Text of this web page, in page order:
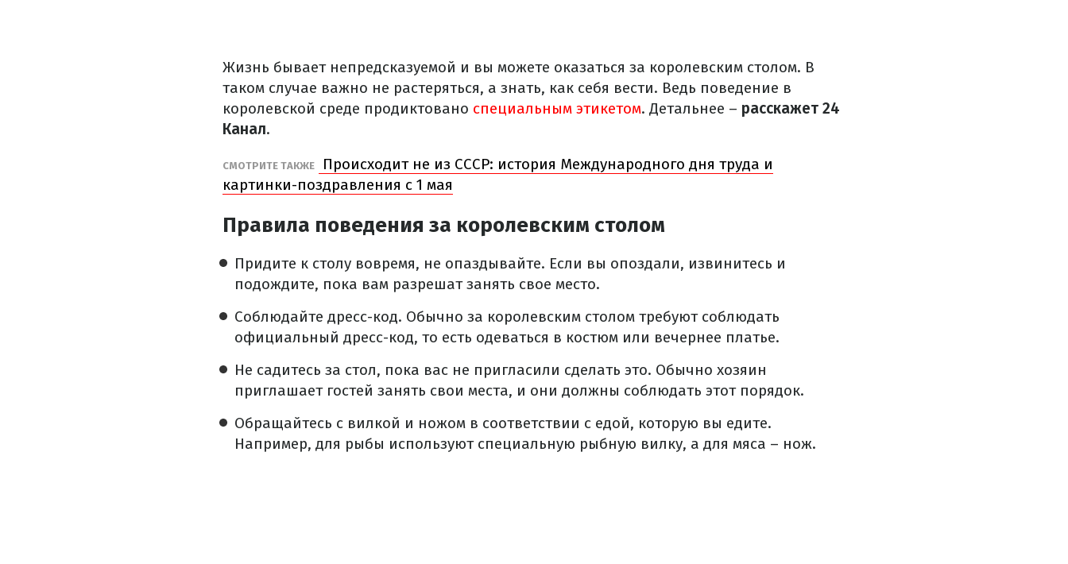
Жизнь бывает непредсказуемой и вы можете оказаться за королевским столом. В
таком случае важно не растеряться, а знать, как себя вести. Ведь поведение в
королевской среде продиктовано специальным этикетом. Детальнее – расскажет 24
Канал.
СМОТРИТЕ ТАКЖЕ
Происходит не из СССР: история Международного дня труда и
картинки-поздравления с 1 мая
Правила поведения за королевским столом
Придите к столу вовремя, не опаздывайте. Если вы опоздали, извинитесь и
подождите, пока вам разрешат занять свое место.
Соблюдайте дресс-код. Обычно за королевским столом требуют соблюдать
официальный дресс-код, то есть одеваться в костюм или вечернее платье.
Не садитесь за стол, пока вас не пригласили сделать это. Обычно хозяин
приглашает гостей занять свои места, и они должны соблюдать этот порядок.
Обращайтесь с вилкой и ножом в соответствии с едой, которую вы едите.
Например, для рыбы используют специальную рыбную вилку, а для мяса – нож.